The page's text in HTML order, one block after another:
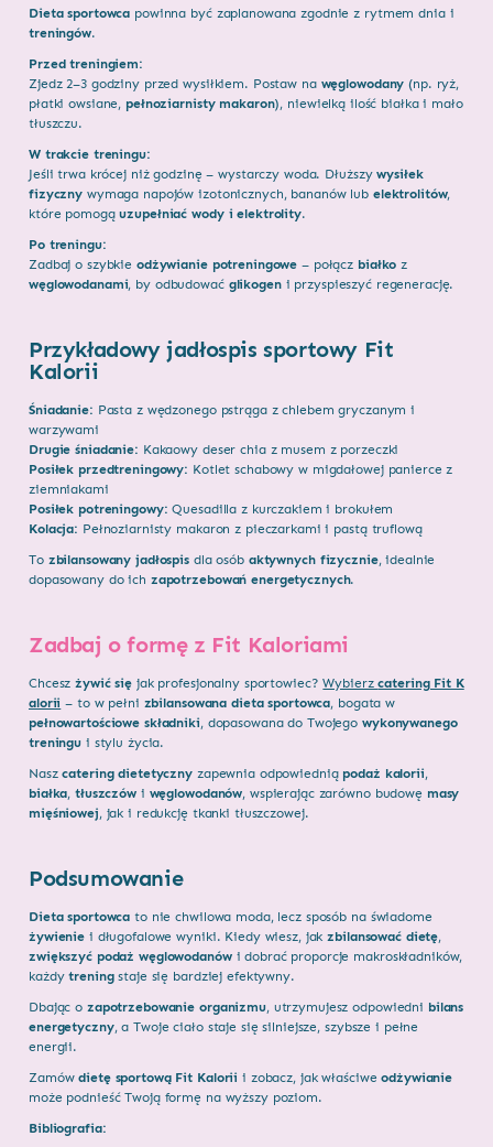
Dieta sportowca powinna być zaplanowana zgodnie z rytmem dnia i
treningów.
Przed treningiem:
Zjedz 2–3 godziny przed wysiłkiem. Postaw na węglowodany (np. ryż,
płatki owsiane, pełnoziarnisty makaron), niewielką ilość białka i mało
tłuszczu.
W trakcie treningu:
Jeśli trwa krócej niż godzinę – wystarczy woda. Dłuższywysiłek
fizyczny wymaga napojów izotonicznych, bananów lub elektrolitów,
które pomogąuzupełniać wody i elektrolity.
Po treningu:
Zadbaj o szybkie odżywianie potreningowe – połącz białko z
węglowodanami, by odbudować glikogeni przyspieszyć regenerację.
Przykładowy jadłospis sportowy Fit
Kalorii
Śniadanie: Pasta z wędzonego pstrąga z chlebem gryczanym i
warzywami
Drugie śniadanie: Kakaowy deser chia z musem z porzeczki
Posiłek przedtreningowy: Kotlet schabowy w migdałowej panierce z
ziemniakami
Posiłek potreningowy: Quesadilla z kurczakiem i brokułem
Kolacja: Pełnoziarnisty makaron z pieczarkami i pastą truflową
To zbilansowany jadłospis dla osób aktywnych fizycznie, idealnie
dopasowany do ich zapotrzebowań energetycznych.
Zadbaj o formę z Fit Kaloriami
Chceszżywić się jak profesjonalny sportowiec?Wybierzcatering Fit K
alorii – to w pełni zbilansowana dieta sportowca, bogata w
pełnowartościowe składniki, dopasowana do Twojegowykonywanego
treningu i stylu życia.
Naszcatering dietetyczny zapewnia odpowiednią podaż kalorii,
białka,tłuszczówi węglowodanów, wspierając zarówno budowę masy
mięśniowej, jak i redukcję tkanki tłuszczowej.
Podsumowanie
Dieta sportowca to nie chwilowa moda, lecz sposób na świadome
żywienie i długofalowe wyniki. Kiedy wiesz, jakzbilansować dietę,
zwiększyć podaż węglowodanówi dobrać proporcje makroskładników,
każdytreningstaje się bardziej efektywny.
Dbając o zapotrzebowanie organizmu, utrzymujesz odpowiedni bilans
energetyczny, a Twoje ciało staje się silniejsze, szybsze i pełne
energii.
Zamówdietę sportową Fit Kalorii i zobacz, jak właściweodżywianie
może podnieść Twoją formę na wyższy poziom.
Bibliografia: